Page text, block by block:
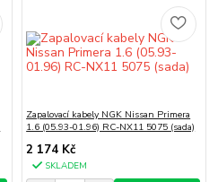
Zapalovací kabely NGK Nissan Primera
1.6 (05.93-01.96) RC-NX11 5075 (sada)
2 174 Kč
SKLADEM